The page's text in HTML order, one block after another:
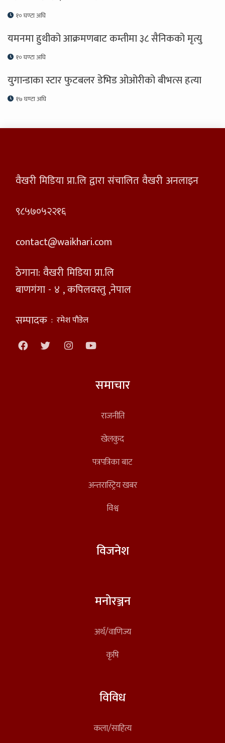
१० घण्टा अघि
यमनमा हुथीको आक्रमणबाट कम्तीमा ३८ सैनिकको मृत्यु
१० घण्टा अघि
युगान्डाका स्टार फुटबलर डेभिड ओओरीको बीभत्स हत्या
१७ घण्टा अघि
वैखरी मिडिया प्रा.लि द्वारा संचालित वैखरी अनलाइन
९८५७०५२२१६
contact@waikhari.com
ठेगाना: वैखरी मिडिया प्रा.लि
बाणगंगा - ४ , कपिलवस्तु ,नेपाल
सम्पादक : रमेश पौडेल
समाचार
राजनीति
खेलकुद
पत्रपत्रिका बाट
अन्तरास्ट्रिय खबर
विश्व
विजनेश
मनोरञ्जन
अर्थ/वाणिज्य
कृषि
विविध
कला/साहित्य